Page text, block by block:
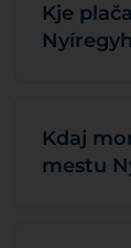
Kje
Kdaj
mestu